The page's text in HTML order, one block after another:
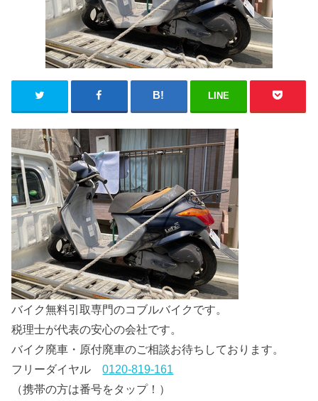
LINE
バイク無料引取専門のコブルバイクです。
税理士が代表の安心の会社です。
バイク廃車・原付廃車のご相談お待ちしております。
フリーダイヤル0120-819-161
（携帯の方は番号をタップ！）